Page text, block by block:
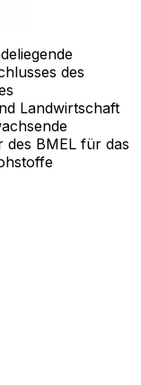
des
Landwirtschaft
des BMEL für das